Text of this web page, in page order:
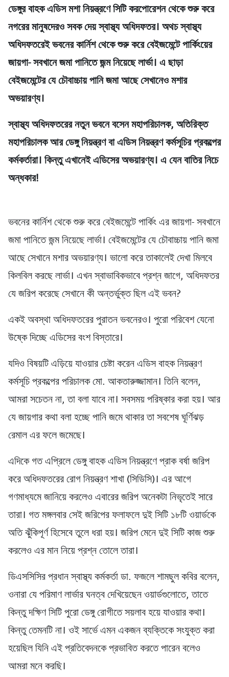
ডেঙ্গুর বাহক এডিস মশা নিয়ন্ত্রণে সিটি করপোরেশন থেকে শুরু করে
নগরের মানুষদেরও সবক দেয় স্বাস্থ্য অধিদফতর। অথচ স্বাস্থ্য
অধিদফতরেই ভবনের কার্নিশ থেকে শুরু করে বেইজমেন্টে পার্কিংয়ের
জায়গা- সবখানে জমা পানিতে জন্ম নিয়েছে লার্ভা। এ ছাড়া
বেইজমেন্টের যে চৌবাচ্চায় পানি জমা আছে সেখানেও মশার
অভয়ারণ্য।
স্বাস্থ্য অধিদফতরের নতুন ভবনে বসেন মহাপরিচালক, অতিরিক্ত
মহাপরিচালক আর ডেঙ্গু নিয়ন্ত্রণ বা এডিস নিয়ন্ত্রণ কর্মসূচির প্রকল্পের
কর্মকর্তারা। কিন্তু এখানেই এডিসের অভয়ারণ্য। এ যেন বাতির নিচে
অন্ধকার!
ভবনের কার্নিশ থেকে শুরু করে বেইজমেন্টে পার্কিং এর জায়গা- সবখানে
জমা পানিতে জন্ম নিয়েছে লার্ভা। বেইজমেন্টের যে চৌবাচ্চায় পানি জমা
আছে সেখানে মশার অভয়ারণ্য। ভালো করে তাকালেই দেখা মিলবে
কিলবিল করছে লার্ভা। এখন স্বাভাবিকভাবে প্রশ্ন জাগে, অধিদফতর
যে জরিপ করেছে সেখানে কী অন্তর্ভুক্ত ছিল এই ভবন?
একই অবস্থা অধিদফতরের পুরাতন ভবনেরও। পুরো পরিবেশ যেনো
উষ্কে দিচ্ছে এডিসের বংশ বিস্তারে।
যদিও বিষয়টি এড়িয়ে যাওয়ার চেষ্টা করেন এডিস বাহক নিয়ন্ত্রণ
কর্মসূচি প্রকল্পের পরিচালক মো. আকতারুজ্জামান। তিনি বলেন,
আমরা সচেতন না, তা বলা যাবে না। সবসময় পরিষ্কার করা হয়। আর
যে জায়গার কথা বলা হচ্ছে পানি জমে থাকার তা সবশেষ ঘূর্ণিঝড়
রেমাল এর ফলে জমেছে।
এদিকে গত এপ্রিলে ডেঙ্গু বাহক এডিস নিয়ন্ত্রণে প্রাক বর্ষা জরিপ
করে অধিদফতরের রোগ নিয়ন্ত্রণ শাখা (সিডিসি)। এর আগে
গণমাধ্যমে জানিয়ে করলেও এবারের জরিপ অনেকটা নিভৃতেই সারে
তারা। গত মঙ্গলবার সেই জরিপের ফলাফলে দুই সিটি ১৮টি ওয়ার্ডকে
অতি ঝুঁকিপূর্ণ হিসেবে তুলে ধরা হয়। জরিপ মেনে দুই সিটি কাজ শুরু
করলেও এর মান নিয়ে প্রশ্ন তোলে তারা।
ডিএসসিসির প্রধান স্বাস্থ্য কর্মকর্তা ডা. ফজলে শামছুল কবির বলেন,
ওনারা যে পরিমাণ লার্ভার ঘনত্ব দেখিয়েছেন ওয়ার্ডগুলোতে, তাতে
কিন্তু দক্ষিণ সিটি পুরো ডেঙ্গু রোগীতে সয়লাব হয়ে যাওয়ার কথা।
কিন্তু তেমনটি না। ওই সার্ভে এমন একজন ব্যক্তিকে সংযুক্ত করা
হয়েছিল যিনি এই প্রতিবেদনকে প্রভাবিত করতে পারেন বলেও
আমরা মনে করছি।